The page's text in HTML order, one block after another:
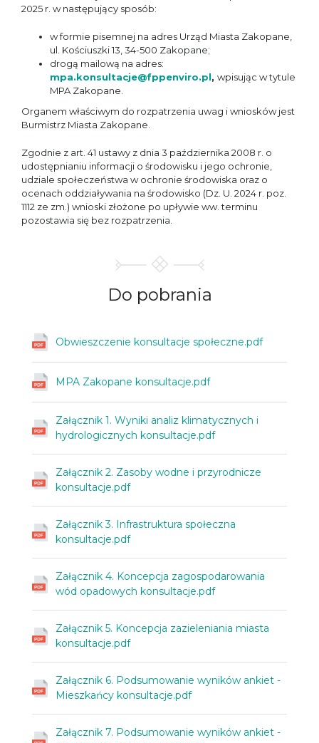
2025 r. w następujący sposób:
w formie pisemnej na adres Urząd Miasta Zakopane,
ul. Kościuszki 13, 34-500 Zakopane;
drogą mailową na adres:
mpa.konsultacje@fppenviro.pl, wpisując w tytule
MPA Zakopane.
Organem właściwym do rozpatrzenia uwag i wniosków jest
Burmistrz Miasta Zakopane.
Zgodnie z art. 41 ustawy z dnia 3 października 2008 r. o
udostępnianiu informacji o środowisku i jego ochronie,
udziale społeczeństwa w ochronie środowiska oraz o
ocenach oddziaływania na środowisko (Dz. U. 2024 r. poz.
1112 ze zm.) wnioski złożone po upływie ww. terminu
pozostawia się bez rozpatrzenia.
Do pobrania
Obwieszczenie konsultacje społeczne.pdf
MPA Zakopane konsultacje.pdf
Załącznik 1. Wyniki analiz klimatycznych i
hydrologicznych konsultacje.pdf
Załącznik 2. Zasoby wodne i przyrodnicze
konsultacje.pdf
Załącznik 3. Infrastruktura społeczna
konsultacje.pdf
Załącznik 4. Koncepcja zagospodarowania
wód opadowych konsultacje.pdf
Załącznik 5. Koncepcja zazieleniania miasta
konsultacje.pdf
Załącznik 6. Podsumowanie wyników ankiet -
Mieszkańcy konsultacje.pdf
Załącznik 7. Podsumowanie wyników ankiet -